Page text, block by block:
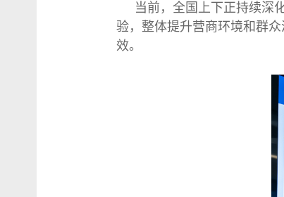
当前，全国上下正持续深
验，整体提升营商环境和群
效。